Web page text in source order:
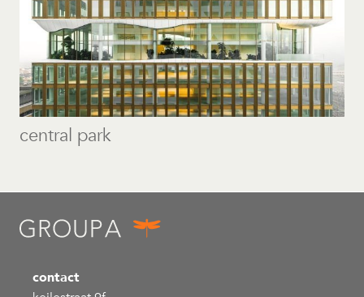
central park
contact